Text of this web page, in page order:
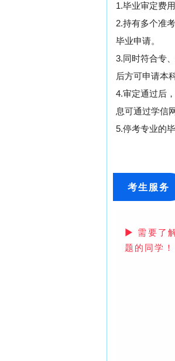
1.毕业审定费
2.持有多个准
毕业申请。
3.同时符合专
后方可申请本
4.审定通过后
息可通过学信
5.停考专业的
考生服务
▶ 需要了
题的同学！